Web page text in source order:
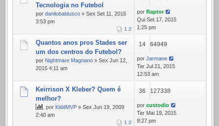
Tecnologia no Futebol
por danilobaldusco » Sex Set 11, 2015
3:53 pm
1 2
por Raptor
Qui Set 17, 2015
1:25 pm
Quantos anos pros Stades ser
um dos centros do Futebol?
por Nightmare Magnano » Sex Jun 12,
2015 4:11 am
14 64949
por Jarmane
Ter Jul 21, 2015
12:53 am
Keirrison X Kleber? Quem é
melhor?
por KiddMVP » Sex Jun 19, 2009
2:40 am
1 2
36 127338
por custodio
Ter Mai 19, 2015
8:27 pm